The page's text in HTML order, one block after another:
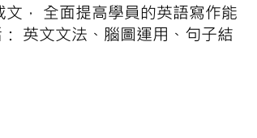
， 全面提高學員的英語寫作能
英文文法、腦圖運用、句子結